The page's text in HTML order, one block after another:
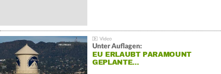
Unter Auflagen:
EU ERLAUBT PARAMOUNT
GEPLANTE…